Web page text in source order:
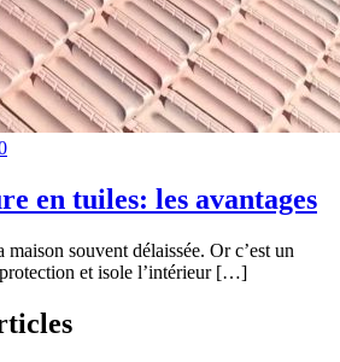
en tuiles: les avantages
souvent délaissée. Or c’est un
et isole l’intérieur […]